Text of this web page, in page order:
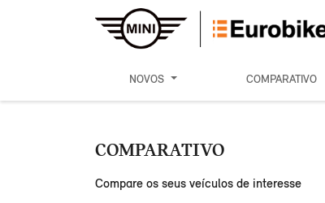
NOVOS COMPARATIVO
COMPARATIVO
Compare os seus veículos de interesse